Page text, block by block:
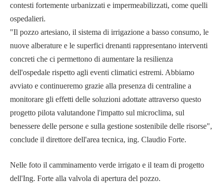
contesti fortemente urbanizzati e impermeabilizzati, come quelli
ospedalieri.
"Il pozzo artesiano, il sistema di irrigazione a basso consumo, le
nuove alberature e le superfici drenanti rappresentano interventi
concreti che ci permettono di aumentare la resilienza
dell'ospedale rispetto agli eventi climatici estremi. Abbiamo
avviato e continueremo grazie alla presenza di centraline a
monitorare gli effetti delle soluzioni adottate attraverso questo
progetto pilota valutandone l'impatto sul microclima, sul
benessere delle persone e sulla gestione sostenibile delle risorse",
conclude il direttore dell'area tecnica, ing. Claudio Forte.
Nelle foto il camminamento verde irrigato e il team di progetto
dell'Ing. Forte alla valvola di apertura del pozzo.